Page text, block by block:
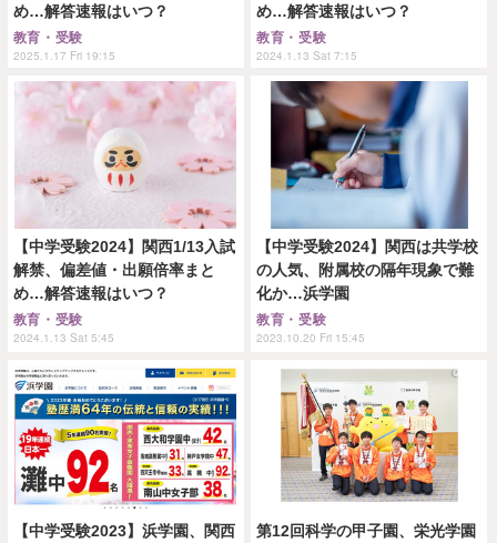
め…解答速報はいつ？
教育・受験
2025.1.17 Fri 19:15
め…解答速報はいつ？
教育・受験
2024.1.13 Sat 7:15
【中学受験2024】関西1/13入試
解禁、偏差値・出願倍率まと
め…解答速報はいつ？
教育・受験
2024.1.13 Sat 5:45
【中学受験2024】関西は共学校
の人気、附属校の隔年現象で難
化か…浜学園
教育・受験
2023.10.20 Fri 15:45
【中学受験2023】浜学園、関西
第12回科学の甲子園、栄光学園